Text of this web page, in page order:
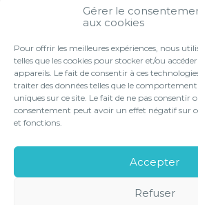
Gérer le
aux cookies
Pour offrir les meilleures expériences, nous
telles que les cookies pour stocker et/ou
appareils. Le fait de consentir à ces
traiter des données telles que le
uniques sur ce site. Le fait de ne pas consentir
consentement peut avoir un effet négatif sur
et fonctions.
Accepter
Refuser
Transport fluvial de
financière bienvenue
comptent-elles ?
Footer
NOS SOLUTIONS EN LIGNE
CONTACT